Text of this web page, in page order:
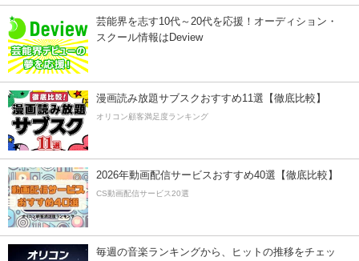
芸能界を志す10代～20代を応援！オーディション・
スクール情報はDeview
漫画読み放題サブスクおすすめ11選【徹底比較】
オリコン顧客満足度ランキング
2026年動画配信サービスおすすめ40選【徹底比較】
CS動画配信サービス20選
毎週の音楽ランキングから、ヒットの推移をチェッ